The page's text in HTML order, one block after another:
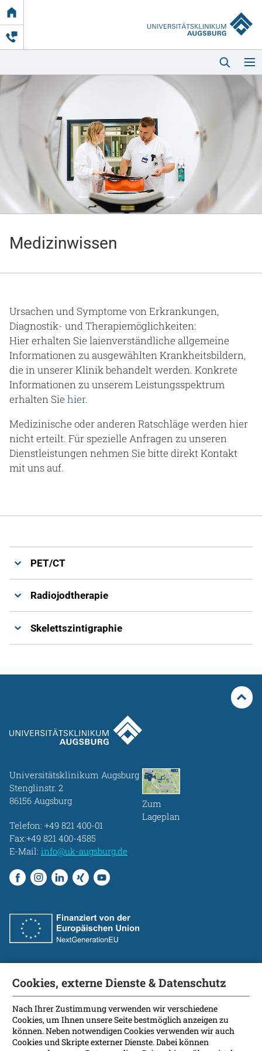
Link
zur
Startseite
Startseite
Kliniken & Einrichtungen
Beruf & Karriere
Notaufnahme
Anreise
Medizinwissen
Ursachen und Symptome von Erkrankungen,
Diagnostik- und Therapiemöglichkeiten:
Hier erhalten Sie laienverständliche allgemeine
Informationen zu ausgewählten Krankheitsbildern,
die in unserer Klinik behandelt werden. Konkrete
Informationen zu unserem Leistungsspektrum
erhalten Sie hier.
Medizinische oder anderen Ratschläge werden hier
nicht erteilt. Für spezielle Anfragen zu unseren
Dienstleistungen nehmen Sie bitte direkt Kontakt
mit uns auf.
PET/CT
Radiojodtherapie
Skelettszintigraphie
Universitätsklinikum Augsburg
Stenglinstr. 2
86156 Augsburg
Telefon: +49 821 400-01
Fax:+49 821 400-4585
E-Mail: info@uk-augsburg.de
Zum
Lageplan
Fakultät
International Patients
Kontakt
Presse
Cookies, externe Dienste & Datenschutz
Nach Ihrer Zustimmung verwenden wir verschiedene
Cookies, um Ihnen unsere Seite bestmöglich anzeigen zu
können. Neben notwendigen Cookies verwenden wir auch
Cookies und Skripte externer Dienste. Dabei können